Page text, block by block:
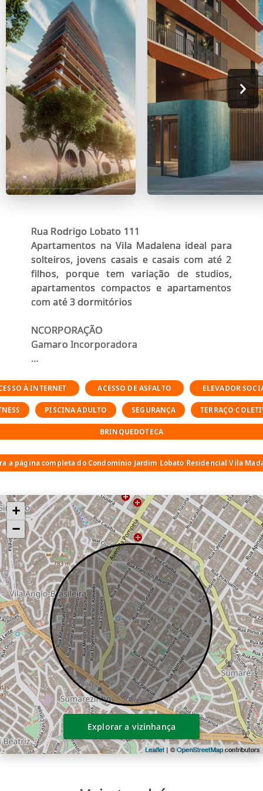
Rua Rodrigo Lobato 111
Apartamentos na Vila Madalena ideal para
solteiros, jovens casais e casais com até 2
filhos, porque tem variação de studios,
apartamentos compactos e apartamentos
com até 3 dormitórios
NCORPORAÇÃO
Gamaro Incorporadora
Rua Rodrigo Lobato, (a 350m da estação
Vila Madalena)
Projeto de Arquitetura, Decoração e Áreas
Externas
Arquitetura Nacional
1.315,37 m²
Projeto de Plantio
Cardim Paisagismo
TIPO DE EMPREENDIMENTO
1 torre de uso misto com fachada ativa
(1 loja na Rua Rodrigo Lobato e 1 loja na
Rua Ministro Sinésio Rocha)
Residenciais
Studios - 17 a 38m²
2 Dorms. (1 Suíte) - 75m²
2 Suítes - 95 a 111m²
3 Dorms. (1 Suíte) - 115 a 119m²
3 Suítes - 109 a 133m²
3 Suítes - 187m²
4 Suítes - 198m²
3 Suítes (Duplex) - 202m²
À INTERNET ACESSO DE ASFALTO ELEVADOR
PISCINA ADULTO SEGURANÇA TERRAÇO
BRINQUEDOTECA
a página completa do Condomínio Jardim Lobato Residencial Vila
+
−
Leaflet | ©OpenStreetMapcontributors
Explorar a vizinhança